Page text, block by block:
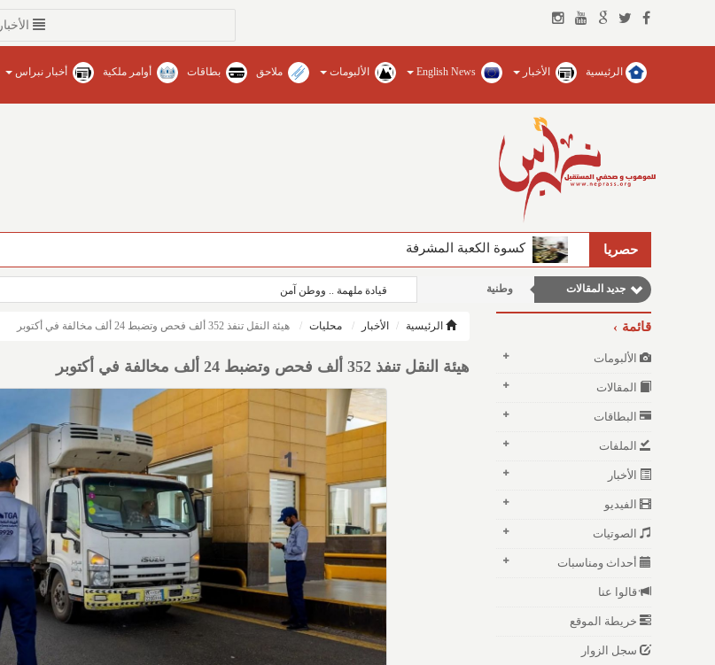
الأخبار
الرئيسية الأخبار English News الألبومات ملاحق بطاقات أوامر ملكية أخبار نبراس
حصريا كسوة الكعبة المشرفة
الفيصل يضخ المياه العذبة ويؤسس للجامعات في محافظات المنطقة‏ / نبراس - إنتصار عبدالله
جديد المقالات وطنية
مقالات علمية
مقالات اجتماعية
قيادة ملهمة .. ووطن آمن
قائمة
الألبومات
المقالات
البطاقات
الملفات
الأخبار
الفيديو
الصوتيات
أحداث ومناسبات
قالوا عنا
خريطة الموقع
سجل الزوار
الرئيسية الأخبار محليات هيئة النقل تنفذ 352 ألف فحص وتضبط 24 ألف مخالفة في أكتوبر
هيئة النقل تنفذ 352 ألف فحص وتضبط 24 ألف مخالفة في أكتوبر